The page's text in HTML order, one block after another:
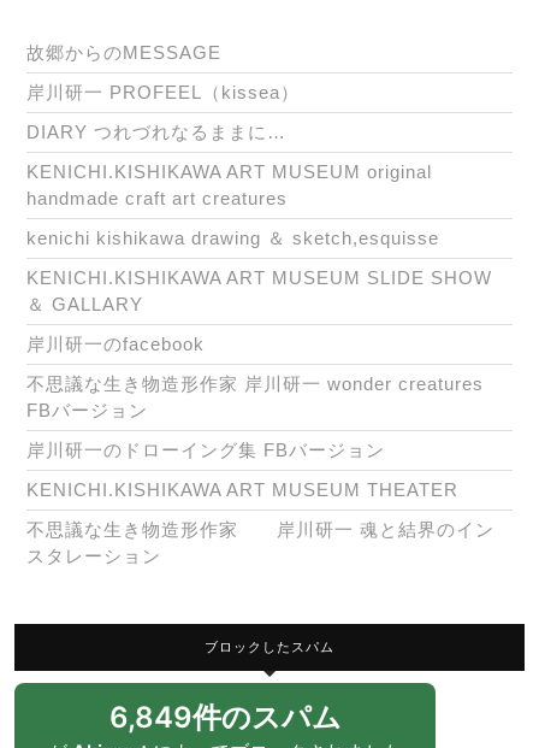
故郷からのMESSAGE
岸川研一 PROFEEL（kissea）
DIARY つれづれなるままに…
KENICHI.KISHIKAWA ART MUSEUM original
handmade craft art creatures
kenichi kishikawa drawing ＆ sketch,esquisse
KENICHI.KISHIKAWA ART MUSEUM SLIDE SHOW
＆ GALLARY
岸川研一のfacebook
不思議な生き物造形作家 岸川研一 wonder creatures
FBバージョン
岸川研一のドローイング集 FBバージョン
KENICHI.KISHIKAWA ART MUSEUM THEATER
不思議な生き物造形作家 岸川研一 魂と結界のイン
スタレーション
ブロックしたスパム
6,849件のスパム